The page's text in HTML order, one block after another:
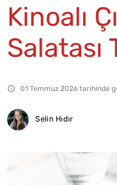
Kinoalı
Salatası
01 Temmuz 2026 tarihinde
Selin Hıdır